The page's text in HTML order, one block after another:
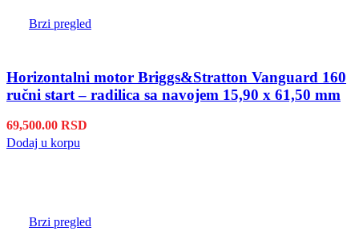
Brzi pregled
Horizontalni motor Briggs&Stratton Vanguard 160
ručni start – radilica sa navojem 15,90 x 61,50 mm
69,500.00 RSD
Dodaj u korpu
Brzi pregled